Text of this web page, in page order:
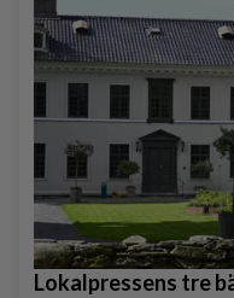
Lokalpressens tre